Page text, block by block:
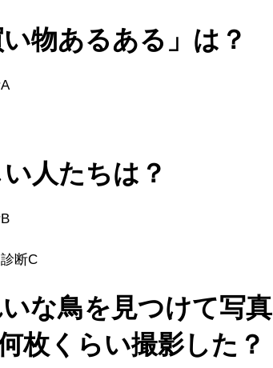
物あるある」は？
人たちは？
B
断C
な鳥を見つけて写真
枚くらい撮影した？